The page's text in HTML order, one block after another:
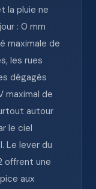
la pluie ne
: 0 mm
maximale de
les rues
dégagés
maximal de
autour
le ciel
Le lever du
offrent une
aux